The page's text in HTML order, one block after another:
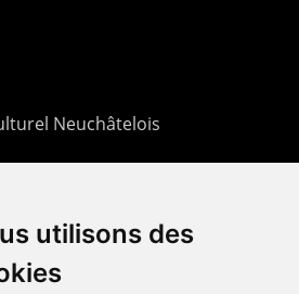
utilisons des
Neuchâtelois
725 03 03
05 05